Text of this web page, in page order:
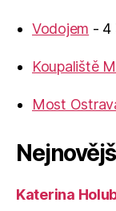
Vodojem - 4
Koupaliště
Most
Katerina